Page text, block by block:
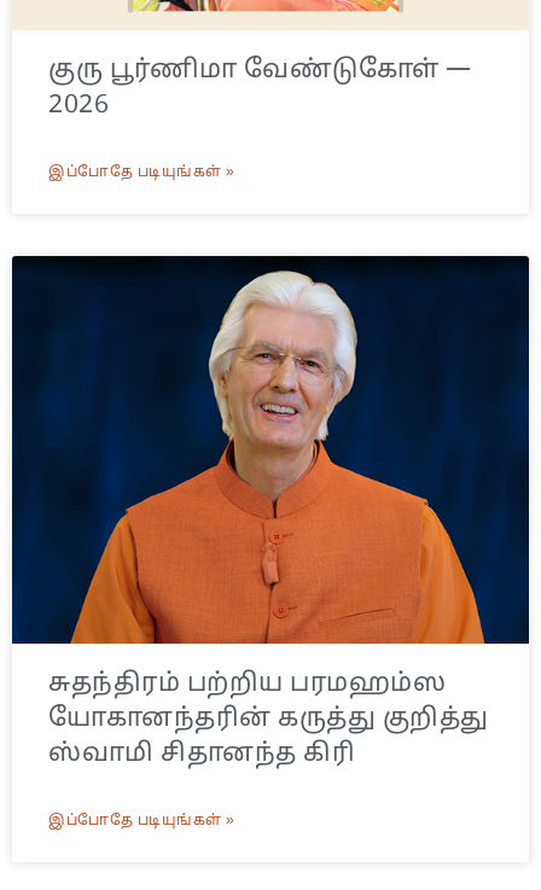
குரு பூர்ணிமா வேண்டுகோள் —
2026
இப்போதே படியுங்கள் »
சுதந்திரம் பற்றிய பரமஹம்ஸ
யோகானந்தரின் கருத்து குறித்து
ஸ்வாமி சிதானந்த கிரி
இப்போதே படியுங்கள் »